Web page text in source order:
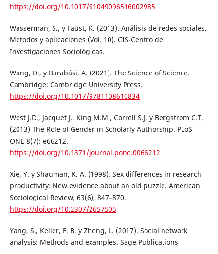
https://doi.org/10.1017/S1049096516002985
Wasserman, S., y Faust, K. (2013). Análisis de redes sociales.
Métodos y aplicaciones (Vol. 10). CIS-Centro de
Investigaciones Sociológicas.
Wang, D., y Barabási, A. (2021). The Science of Science.
Cambridge: Cambridge University Press.
https://doi.org/10.1017/9781108610834
West J.D., Jacquet J., King M.M., Correll S.J. y Bergstrom C.T.
(2013) The Role of Gender in Scholarly Authorship. PLoS
ONE 8(7): e66212.
https://doi.org/10.1371/journal.pone.0066212
Xie, Y. y Shauman, K. A. (1998). Sex differences in research
productivity: New evidence about an old puzzle. American
Sociological Review, 63(6), 847–870.
https://doi.org/10.2307/2657505
Yang, S., Keller, F. B. y Zheng, L. (2017). Social network
analysis: Methods and examples. Sage Publications